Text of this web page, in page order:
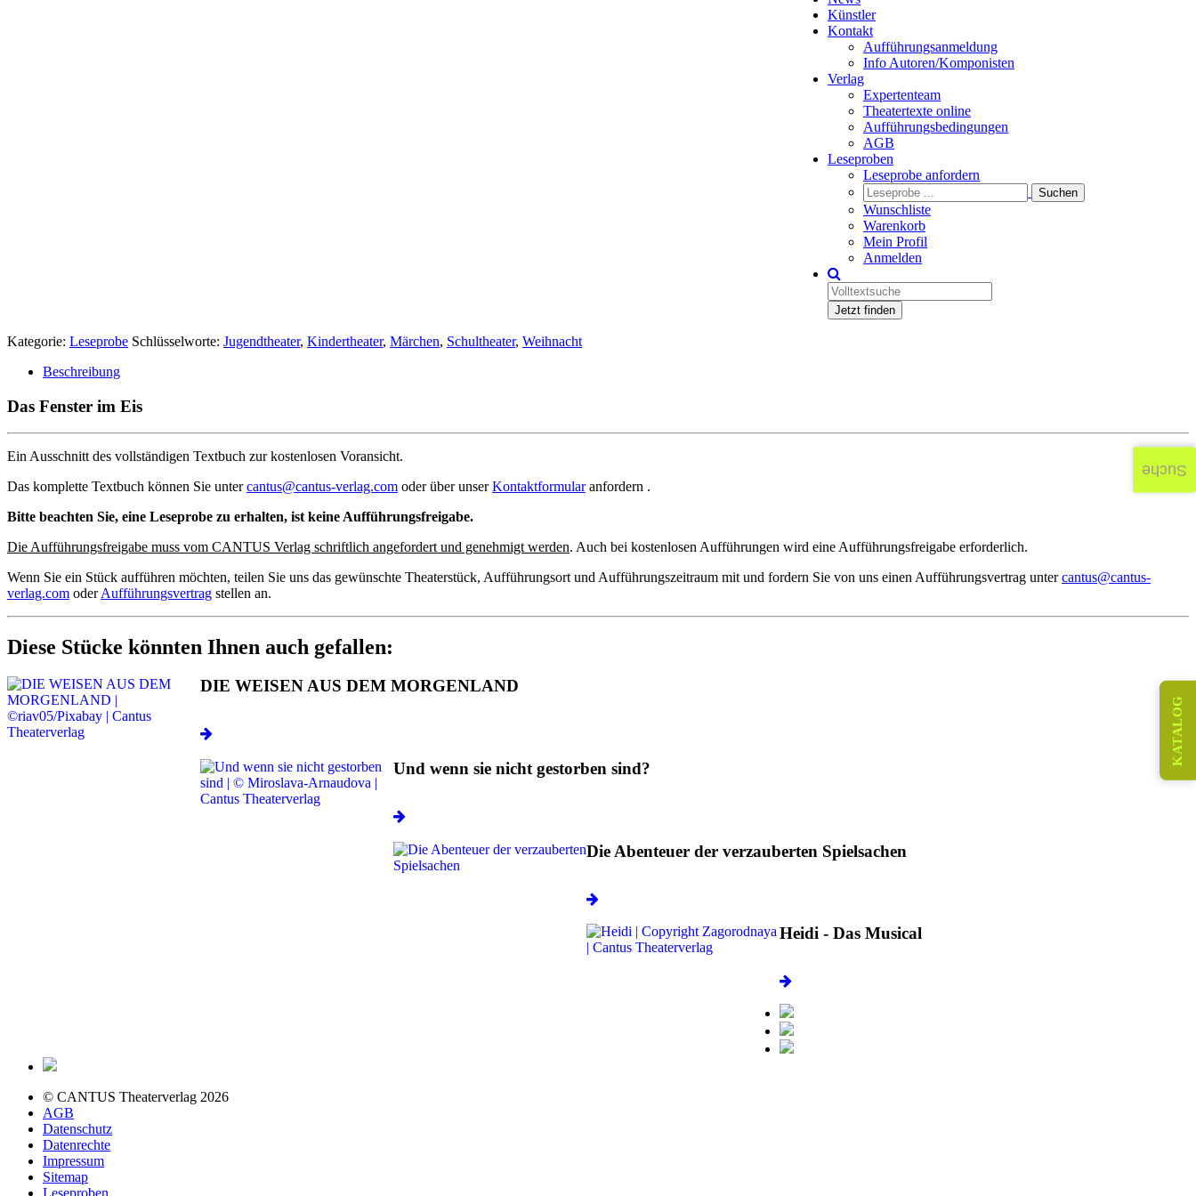
Künstler
Kontakt
Aufführungsanmeldung
Info Autoren/Komponisten
Verlag
Expertenteam
Theatertexte online
Aufführungsbedingungen
AGB
Leseproben
Leseprobe anfordern
Wunschliste
Warenkorb
Mein Profil
Anmelden
Jetzt finden
Kategorie: Leseprobe Schlüsselworte: Jugendtheater, Kindertheater, Märchen, Schultheater, Weihnacht
Beschreibung
Das Fenster im Eis
Ein Ausschnitt des vollständigen Textbuch zur kostenlosen Voransicht.
Das komplette Textbuch können Sie untercantus@cantus-verlag.com oder über unserKontaktformularanfordern .
Bitte beachten Sie, eine Leseprobe zu erhalten, ist keine Aufführungsfreigabe.
Die Aufführungsfreigabe muss vom CANTUS Verlag schriftlich angefordert und genehmigt werden. Auch bei kostenlosen Aufführungen wird eine Aufführungsfreigabe erforderlich.
Wenn Sie ein Stück aufführen möchten, teilen Sie uns das gewünschte Theaterstück, Aufführungsort und Aufführungszeitraum mit und fordern Sie von uns einen Aufführungsvertrag untercantus@cantus-
verlag.com oderAufführungsvertrag stellen an.
Diese Stücke könnten Ihnen auch gefallen:
DIE WEISEN AUS DEM MORGENLAND
Und wenn sie nicht gestorben sind?
Die Abenteuer der verzauberten Spielsachen
Heidi - Das Musical
© CANTUS Theaterverlag 2026
AGB
Datenschutz
Datenrechte
Impressum
Sitemap
KATALOG
Suche